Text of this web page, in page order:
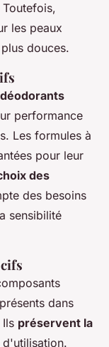
les peaux
douces.
déodorants
performance
Les formules à
pour leur
des
des besoins
sensibilité
dans
préservent la